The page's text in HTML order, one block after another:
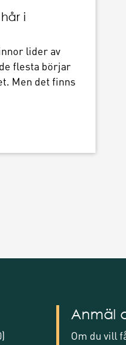
i
lider av
flesta börjar
Men det finns
Anmäl
Om du vill